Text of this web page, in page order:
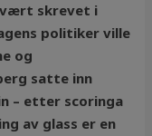
vært skrevet i
politiker ville
og
satte inn
– etter scoringa
av glass er en